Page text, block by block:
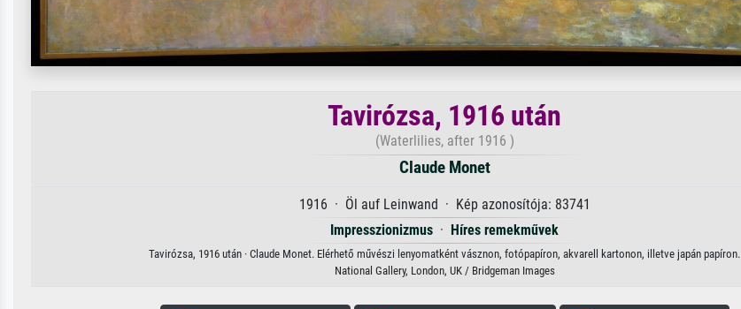
Tavirózsa, 1916 után
(Waterlilies, after 1916 )
Claude Monet
1916 · Öl auf Leinwand · Kép azonosítója: 83741
Impresszionizmus · Híres remekművek
Tavirózsa, 1916 után · Claude Monet. Elérhető művészi lenyomatként vásznon, fotópapíron, akvarell kartonon, illetve japán papíron.
National Gallery, London, UK / Bridgeman Images